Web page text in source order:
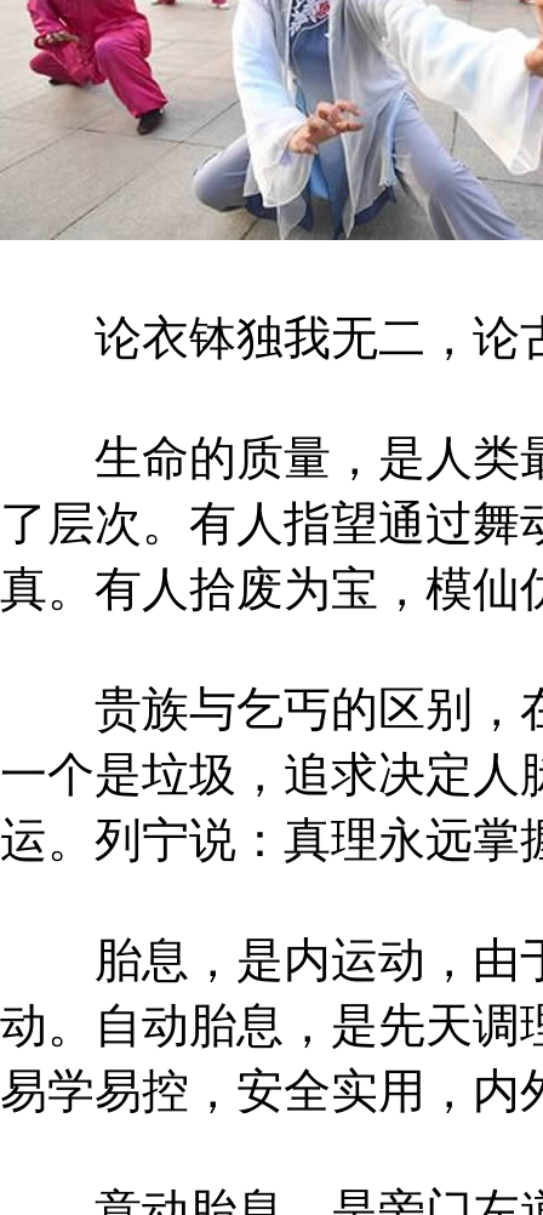
论衣钵独我无二，论
生命的质量，是人类
了层次。有人指望通过
真。有人拾废为宝，模仙
贵族与乞丐的区别，
一个是垃圾，追求决定人
运。列宁说：真理永远掌
胎息，是内运动，由
动。自动胎息，是先天调
易学易控，安全实用，内